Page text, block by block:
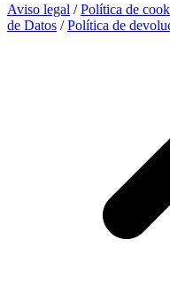
Aviso legal /Política de
de Datos /Política de